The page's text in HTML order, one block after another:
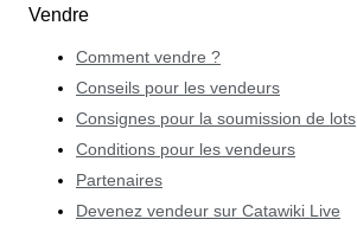
Vendre
Comment vendre ?
Conseils pour les vendeurs
Consignes pour la soumission de lots
Conditions pour les vendeurs
Partenaires
Devenez vendeur sur Catawiki Live